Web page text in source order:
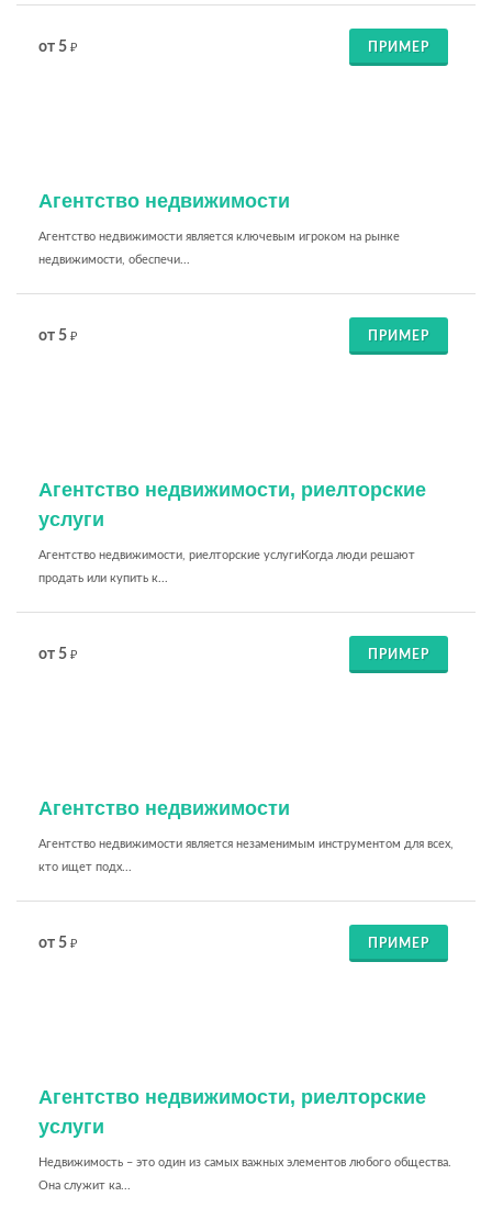
от 5 ₽ ПРИМЕР
Агентство недвижимости
Агентство недвижимости является ключевым игроком на рынке
недвижимости, обеспечи...
от 5 ₽ ПРИМЕР
Агентство недвижимости, риелторские
услуги
Агентство недвижимости, риелторские услугиКогда люди решают
продать или купить к...
от 5 ₽ ПРИМЕР
Агентство недвижимости
Агентство недвижимости является незаменимым инструментом для всех,
кто ищет подх...
от 5 ₽ ПРИМЕР
Агентство недвижимости, риелторские
услуги
Недвижимость – это один из самых важных элементов любого общества.
Она служит ка...